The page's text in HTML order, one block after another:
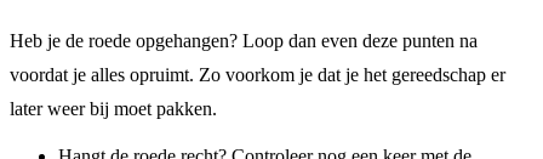
Heb je de roede opgehangen? Loop dan even deze punten na
voordat je alles opruimt. Zo voorkom je dat je het gereedschap er
later weer bij moet pakken.